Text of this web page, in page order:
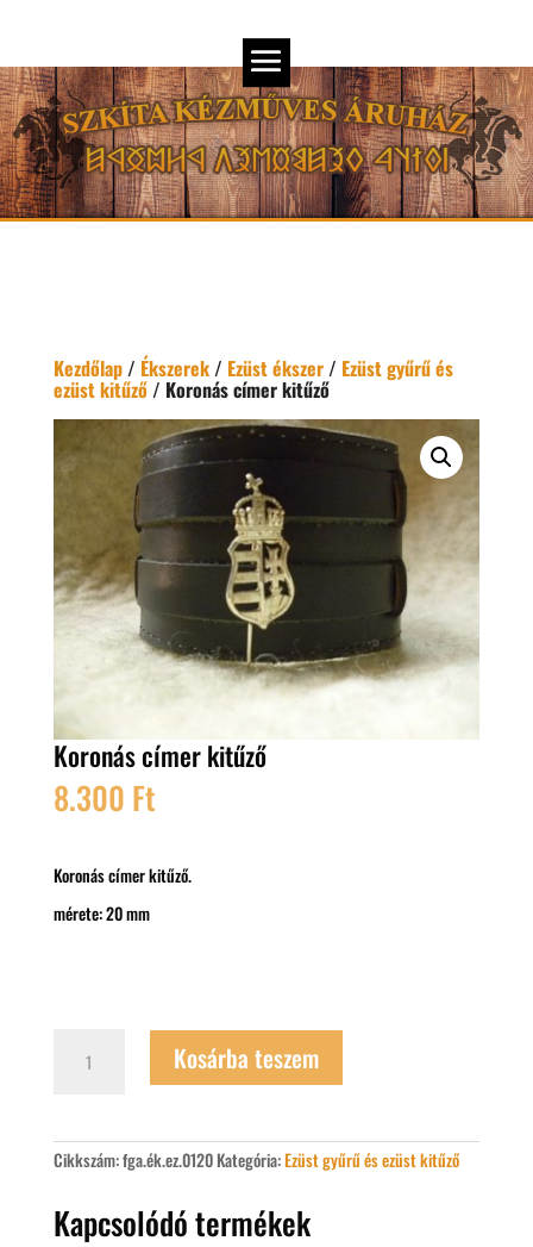
Kezdőlap/ Ékszerek/ Ezüst ékszer/ Ezüst gyűrű és
ezüst kitűző/ Koronás címer kitűző
Koronás címer kitűző
8.300 Ft
Koronás címer kitűző.
mérete: 20 mm
címer
Kosárba teszem
Cikkszám:fga.ék.ez.0120 Kategória:Ezüst gyűrű és ezüst kitűző
Kapcsolódó termékek